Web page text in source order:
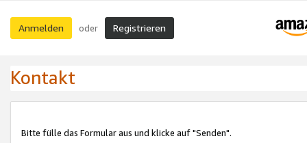
Anmelden oder Registrieren
Kontakt
Bitte fülle das Formular aus und klicke auf "Senden".